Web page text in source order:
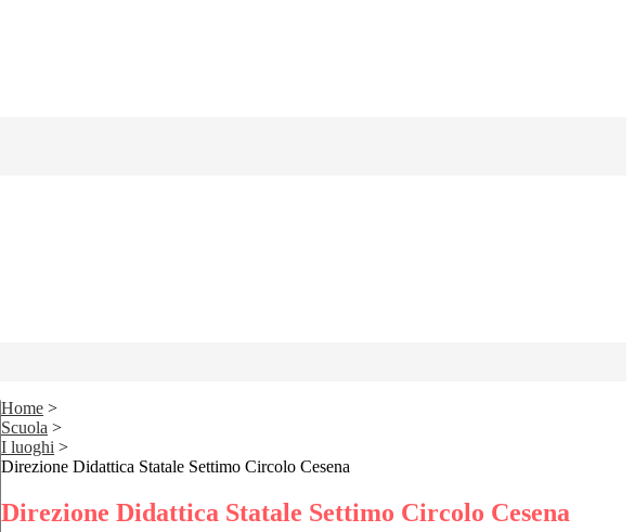
Home >
Scuola >
I luoghi >
Direzione Didattica Statale Settimo Circolo Cesena
Direzione Didattica Statale Settimo Circolo Cesena